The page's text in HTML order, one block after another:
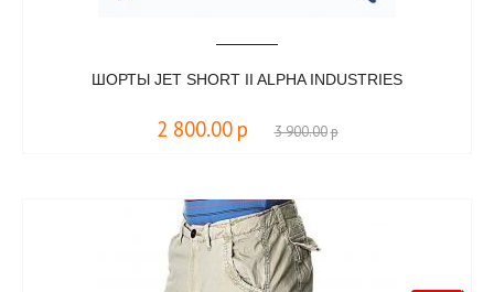
ШОРТЫ JET SHORT II ALPHA INDUSTRIES
2 800.00 р 3 900.00р